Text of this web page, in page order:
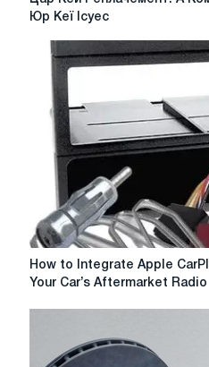
Кей
Комплете
Солвінг
Юр Кеї Ісуес
How
to
How to Integrate Apple
Your Car’s Aftermarket Radio